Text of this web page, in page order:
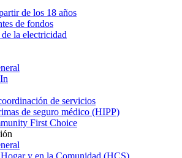
de los 18 años
de fondos
la electricidad
de servicios
de seguro médico (HIPP)
First Choice
y en la Comunidad (HCS)